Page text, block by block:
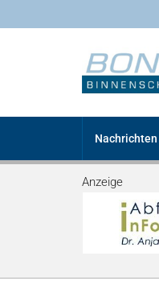
Nachrichten
Anzeige